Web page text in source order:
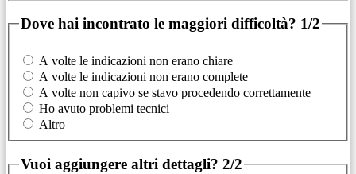
Dove hai incontrato le maggiori difficoltà? 1/2
A volte le indicazioni non erano chiare
A volte le indicazioni non erano complete
A volte non capivo se stavo procedendo correttamente
Ho avuto problemi tecnici
Altro
Vuoi aggiungere altri dettagli? 2/2